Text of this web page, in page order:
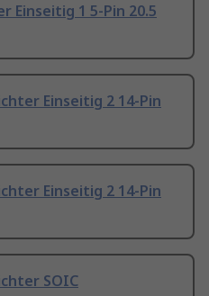
Einseitig 1 5-Pin 20.5
Einseitig 2 14-Pin
Einseitig 2 14-Pin
SOIC